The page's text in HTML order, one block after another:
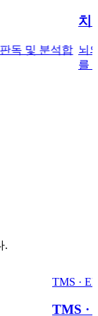
독 및 분석합
치
뇌
를
.
TMS ·
TMS ·